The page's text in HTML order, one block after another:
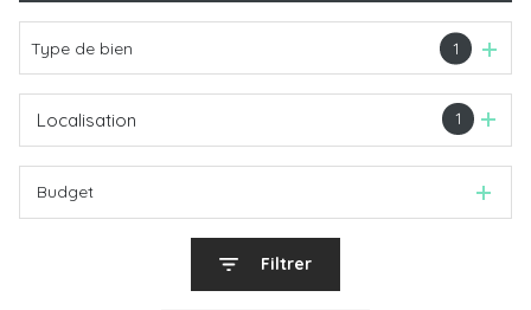
Type de bien 1
1
Localisation
Budget
Filtrer